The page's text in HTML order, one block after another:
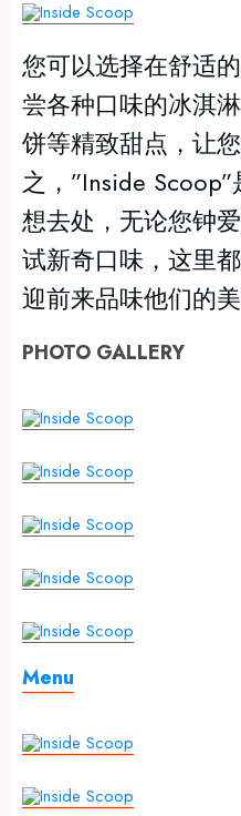
您可以选择在舒适
尝各种口味的冰淇
饼等精致甜点，让
之，”Inside
想去处，无论您钟
试新奇口味，这里
迎前来品味他们的
PHOTO GALLERY
Menu